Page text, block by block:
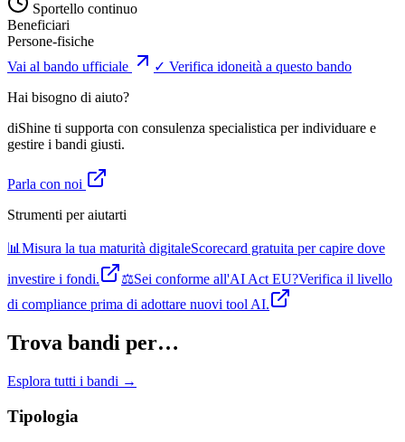
Sportello continuo
Beneficiari
Persone-fisiche
Vai al bando ufficiale
✓ Verifica idoneità a questo bando
Hai bisogno di aiuto?
diShine ti supporta con consulenza specialistica per individuare e
gestire i bandi giusti.
Parla con noi
Strumenti per aiutarti
📊 Misura la tua maturità digitaleScorecard gratuita per capire dove
investire i fondi.
⚖️Sei conforme all'AI Act EU?Verifica il livello
di compliance prima di adottare nuovi tool AI.
Trova bandi per…
Esplora tutti i bandi →
Tipologia